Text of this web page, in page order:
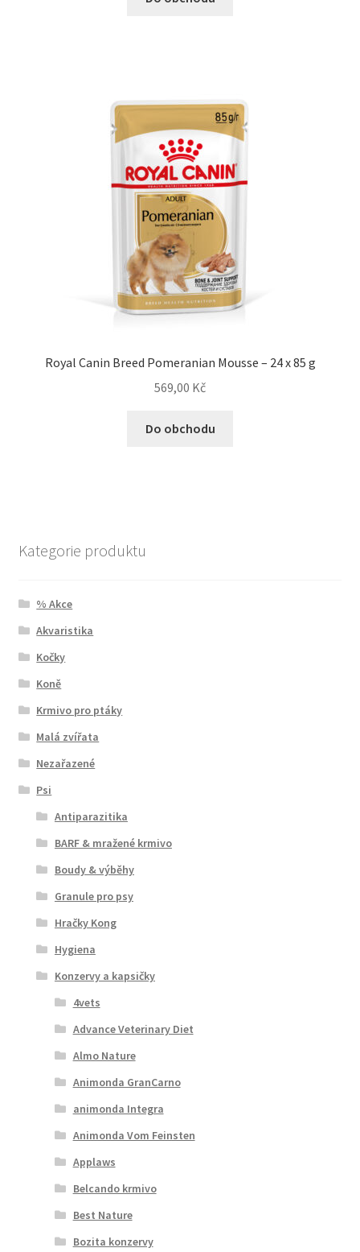
Royal Canin Breed Pomeranian Mousse – 24 x 85 g
569,00 Kč
Do obchodu
Kategorie produktu
% Akce
Akvaristika
Kočky
Koně
Krmivo pro ptáky
Malá zvířata
Nezařazené
Psi
Antiparazitika
BARF & mražené krmivo
Boudy & výběhy
Granule pro psy
Hračky Kong
Hygiena
Konzervy a kapsičky
4vets
Advance Veterinary Diet
Almo Nature
Animonda GranCarno
animonda Integra
Animonda Vom Feinsten
Applaws
Belcando krmivo
Best Nature
Bozita konzervy